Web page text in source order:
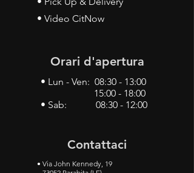
• Video CitNow
Orari d'apertura
• Lun - Ven: 08:30 - 13:00
15:00 - 18:00
• Sab: 08:30 - 12:00
Contattaci
• Via John Kennedy, 19